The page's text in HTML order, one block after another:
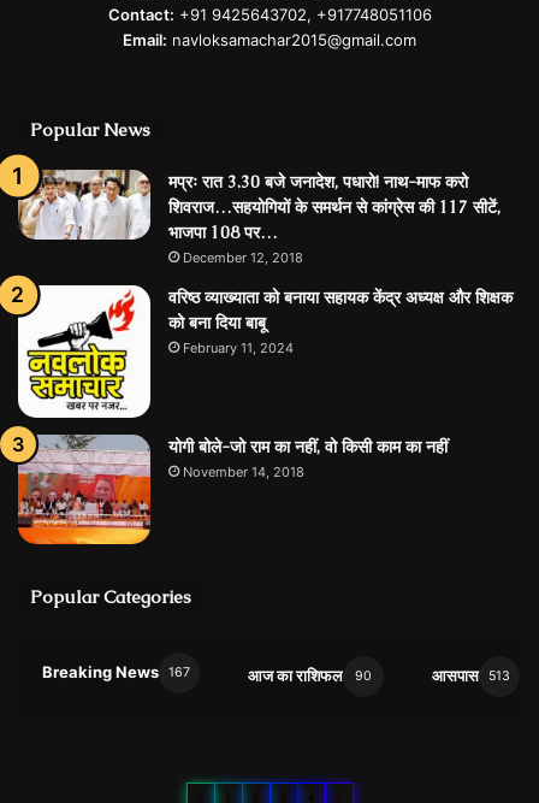
Contact: +91 9425643702, +917748051106
Email: navloksamachar2015@gmail.com
Popular News
मप्रः रात 3.30 बजे जनादेश, पधारो! नाथ-माफ करो
शिवराज…सहयोगियों के समर्थन से कांग्रेस की 117 सीटें,
भाजपा 108 पर…
December 12, 2018
वरिष्ठ व्याख्याता को बनाया सहायक केंद्र अध्यक्ष और शिक्षक
को बना दिया बाबू
February 11, 2024
योगी बोले-जो राम का नहीं, वो किसी काम का नहीं
November 14, 2018
Popular Categories
Breaking News 167 आज का राशिफल 90 आसपास 513